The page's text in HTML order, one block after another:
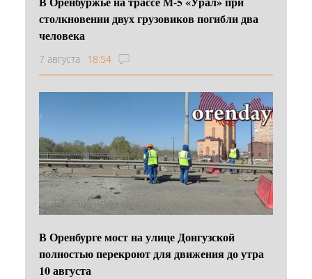
столкновении двух грузовиков погибли два
человека
7 августа 18:54
В Оренбурге мост на улице Донгузской
полностью перекроют для движения до утра
10 августа